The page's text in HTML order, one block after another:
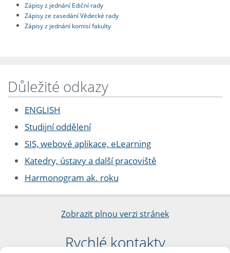
Zápisy z jednání Ediční rady
Zápisy ze zasedání Vědecké rady
Zápisy z jednání komisí fakulty
Důležité odkazy
ENGLISH
Studijní oddělení
SIS, webové aplikace, eLearning
Katedry, ústavy a další pracoviště
Harmonogram ak. roku
Zobrazit plnou verzi stránek
Rychlé kontakty